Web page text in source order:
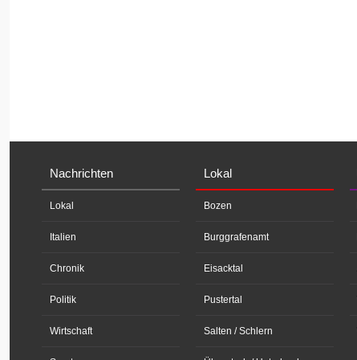
Nachrichten
Lokal
Italien
Chronik
Politik
Wirtschaft
Lokal
Bozen
Burggrafenamt
Eisacktal
Pustertal
Salten / Schlern